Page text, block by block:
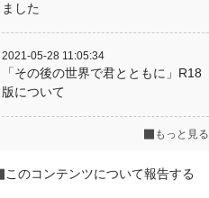
ました
2021-05-28 11:05:34
「その後の世界で君とともに」R18
版について
もっと見る
このコンテンツについて報告する